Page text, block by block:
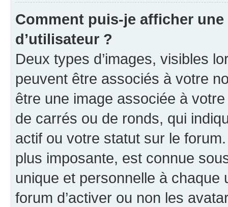
Comment puis-je afficher
d’utilisateur ?
Deux types d’images, visibles
peuvent être associés à votre
être une image associée à
de carrés ou de ronds, qui
actif ou votre statut sur le
plus imposante, est connue
unique et personnelle à chaque
forum d’activer ou non les